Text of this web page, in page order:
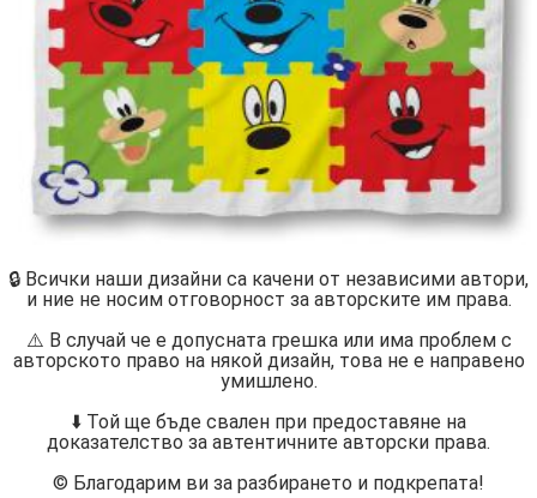
🔒 Всички наши дизайни са качени от независими автори,
и ние не носим отговорност за авторските им права.
⚠️ В случай че е допусната грешка или има проблем с
авторското право на някой дизайн, това не е направено
умишлено.
⬇️ Той ще бъде свален при предоставяне на
доказателство за автентичните авторски права.
©️ Благодарим ви за разбирането и подкрепата!